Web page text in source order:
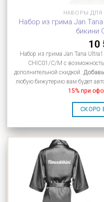
НАБОРЫ ДЛЯ
Набор из грима Jan
бикини
10
Набор из грима Jan Tana
CHIC01/C/M с
дополнительной скидкой.
любую бижутерию вам будет
15% при
СКОРО